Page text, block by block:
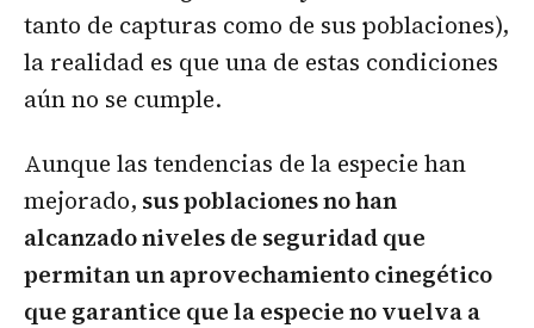
tanto de capturas como de sus poblaciones),
la realidad es que una de estas condiciones
aún no se cumple.
Aunque las tendencias de la especie han
mejorado, sus poblaciones no han
alcanzado niveles de seguridad que
permitan un aprovechamiento cinegético
que garantice que la especie no vuelva a